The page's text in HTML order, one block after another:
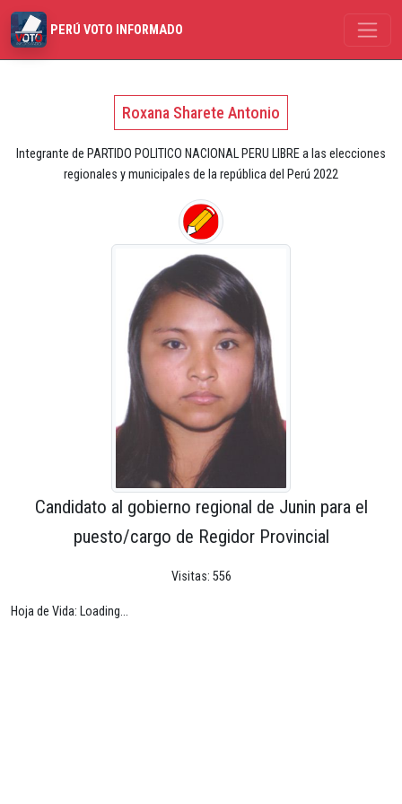
PERÚ VOTO INFORMADO
Roxana Sharete Antonio
Integrante de PARTIDO POLITICO NACIONAL PERU LIBRE a las elecciones
regionales y municipales de la república del Perú 2022
Candidato al gobierno regional de Junin para el
puesto/cargo de Regidor Provincial
Visitas: 556
Hoja de Vida: Loading...